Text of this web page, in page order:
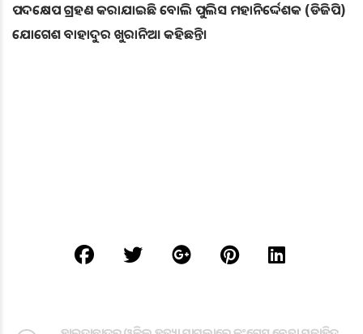
ପଦକ୍ଷେପ ଗ୍ରହଣ କରାଯାଇଛି ବୋଲି ପୁଲିସ ମହାନିର୍ଦ୍ଦେଶକ (ଡିଜିପି)
ଯୋଗେଶ ବାହାଦୁର ଖୁରାନିଆ କହିଛନ୍ତି।